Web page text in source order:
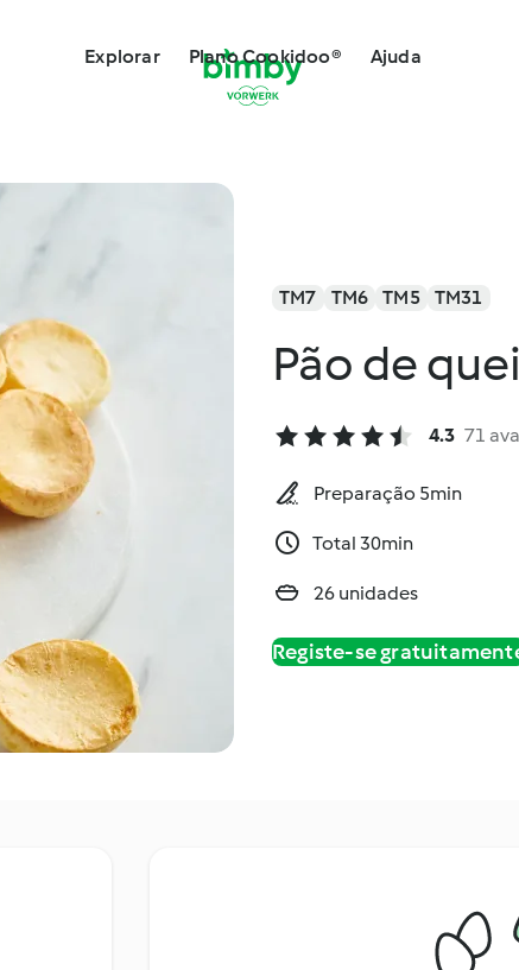
Explorar Plano Cookidoo® Ajuda
TM7 TM6 TM5 TM31
Pão de
4.3 71
Preparação 5min
Total 30min
26 unidades
Registe-se